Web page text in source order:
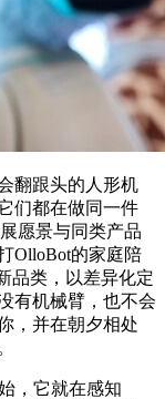
翻跟头的人形机
们都在做同一件
愿景与同类产品
OlloBot的家庭陪
品类，以差异化定
有机械臂，也不会
，并在朝夕相处
，它就在感知